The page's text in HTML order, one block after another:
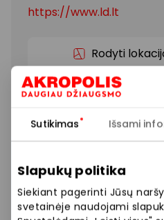
Sutikimas Išsami
Slapukų politika
Siekiant pagerinti Jūsų
svetainėje naudojami
https://www.ld.lt
Rodyti
Siūlome platų paslaugų
konsultacijos.
Finansinės ir draudimo